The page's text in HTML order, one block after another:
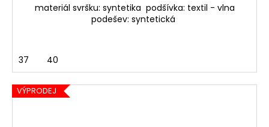
materiál svršku: syntetika podšívka: textil - vlna
podešev: syntetická
37 40
VÝPRODEJ